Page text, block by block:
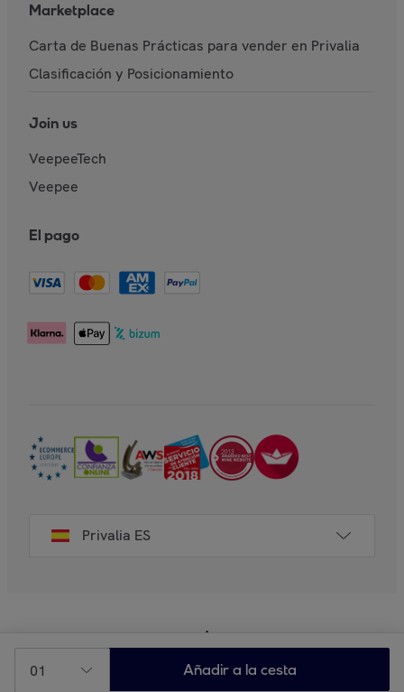
01 Añadir a la cesta
Marketplace
Carta de Buenas Prácticas para vender en Privalia
Clasificación y Posicionamiento
Join us
VeepeeTech
Veepee
El pago
Privalia ES